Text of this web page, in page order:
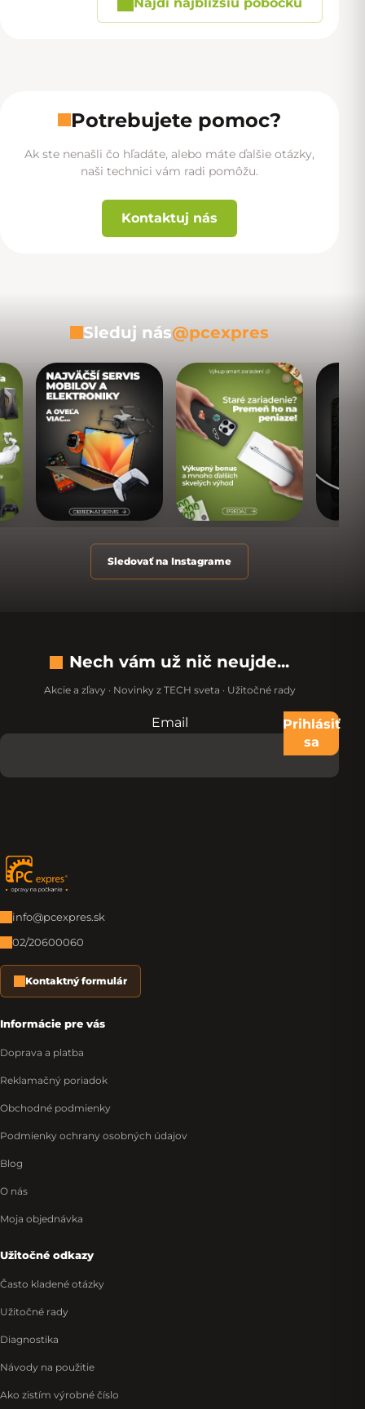
Potrebujete pomoc?
Ak ste nenašli čo hľadáte, alebo máte ďalšie otázky,
naši technici vám radi pomôžu.
Kontaktuj nás
Sleduj nás@pcexpres
Sledovať na Instagrame
Nech vám už nič neujde...
Akcie a zľavy · Novinky z TECH sveta · Užitočné rady
Nevypĺňajte toto pole:
Email
Prihlásiť
sa
Zápätie
info@pcexpres.sk
02/20600060
Kontaktný formulár
Informácie pre vás
Doprava a platba
Reklamačný poriadok
Obchodné podmienky
Podmienky ochrany osobných údajov
Blog
O nás
Moja objednávka
Užitočné odkazy
Často kladené otázky
Užitočné rady
Diagnostika
Návody na použitie
Ako zistím výrobné číslo